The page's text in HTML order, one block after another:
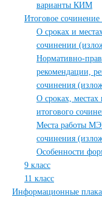
варианты КИМ
Итоговое
О сроках и
сочинении
Нормативно-
рекомендации,
сочинения
О сроках, местах
итогового
Места работы
сочинения
Особенности
9 класс
11 класс
Информационные